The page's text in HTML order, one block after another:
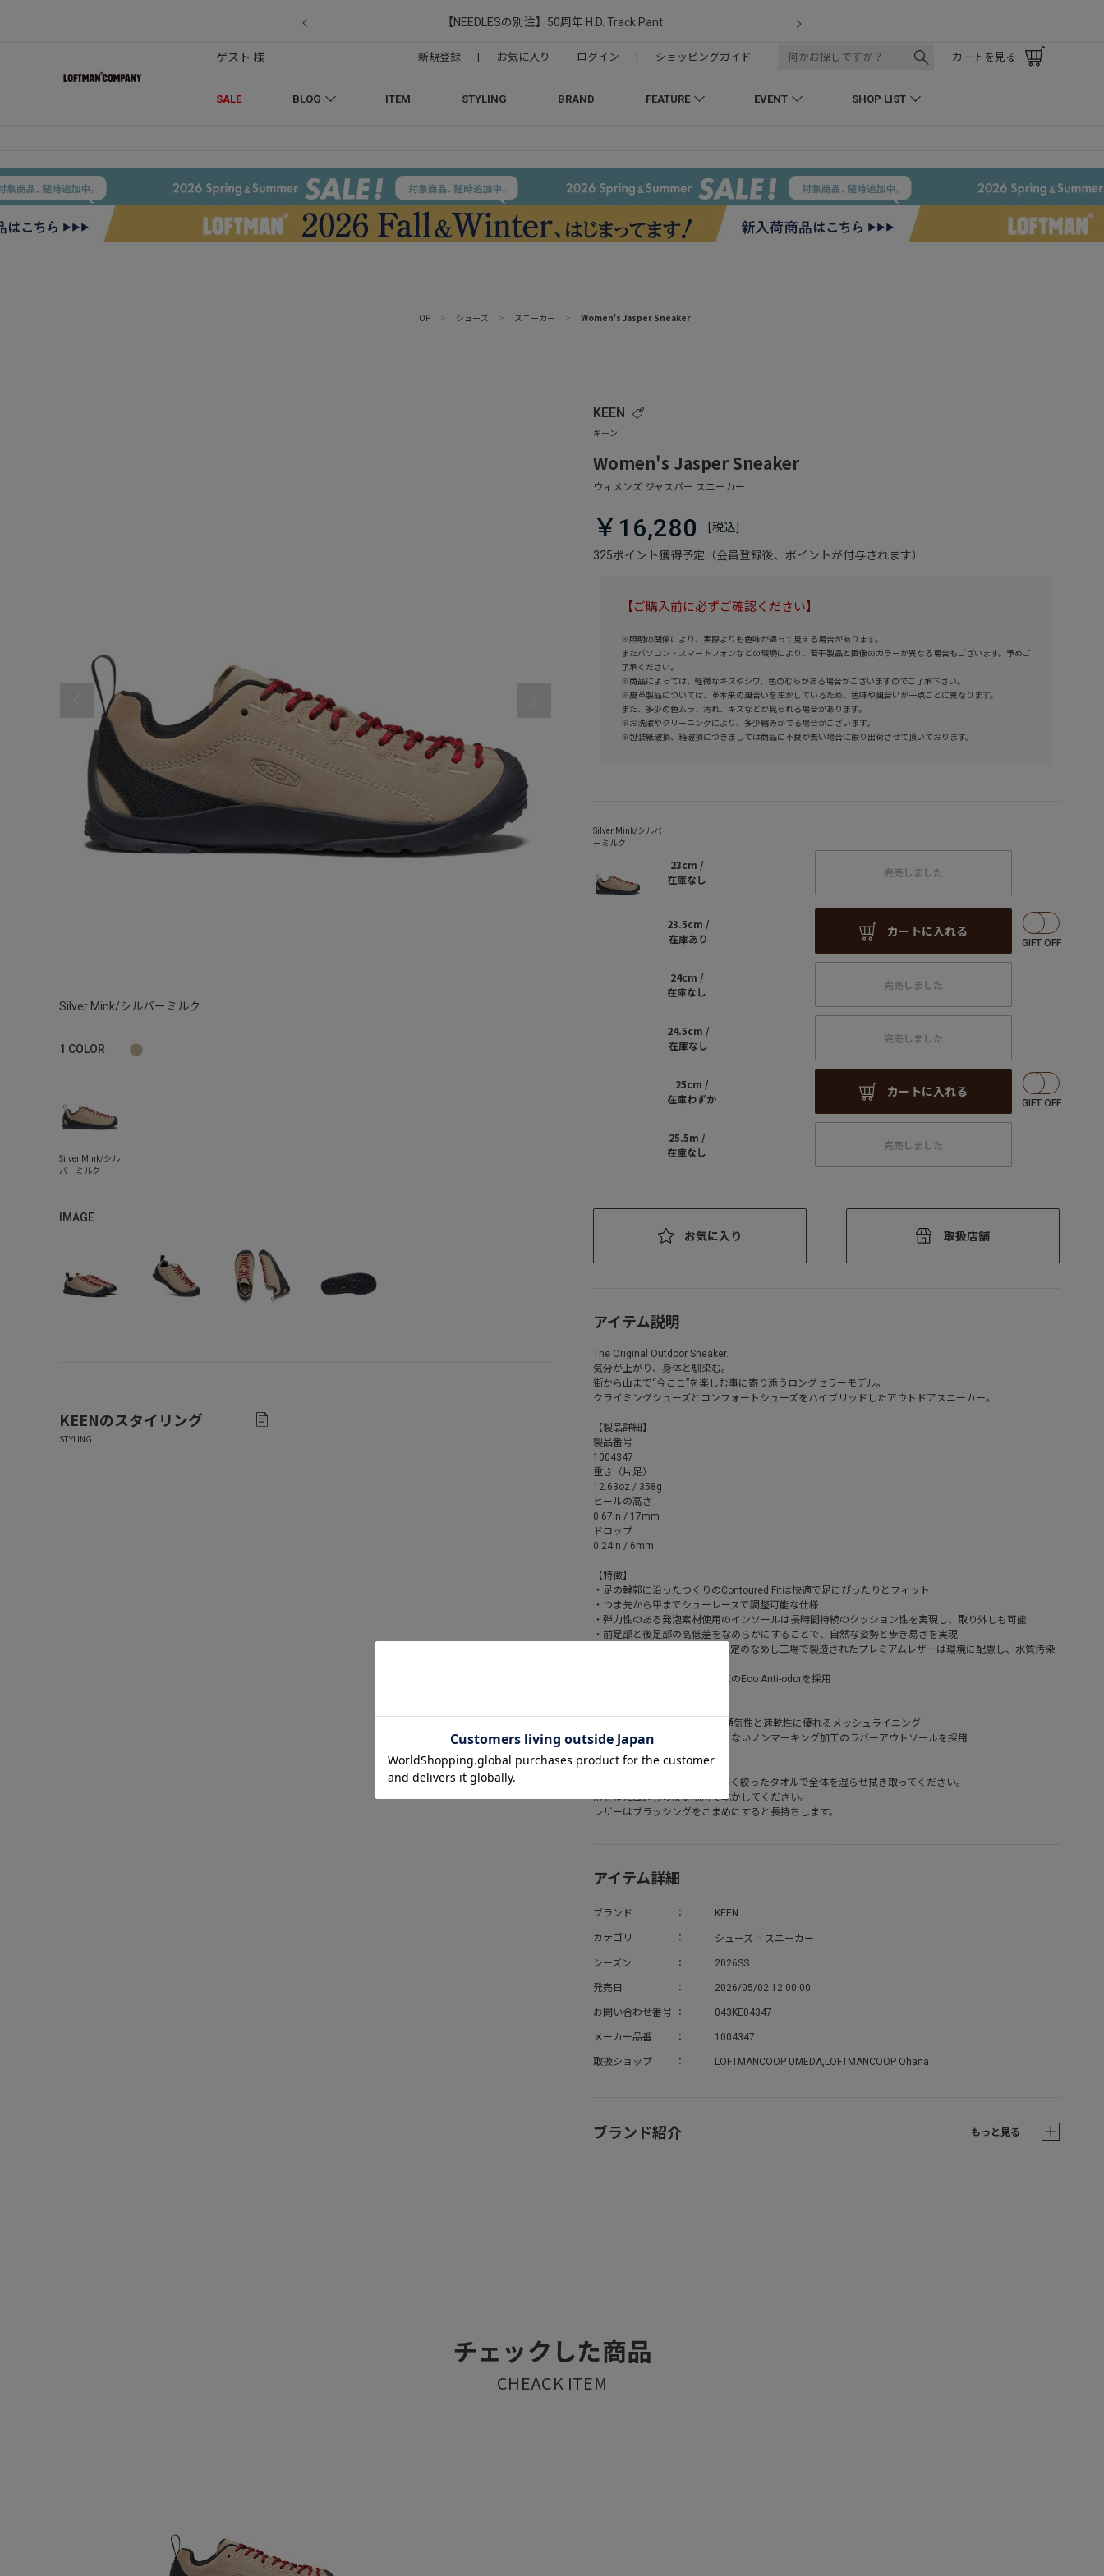
【NEEDLESの別注】50周年 H.D. Track Pant
SALE BLOG ITEM STYLING BRAND FEATURE EVENT SHOP LIST
ゲスト 様 新規登録 | お気に入り ログイン | ショッピングガイド カートを見る
TOP > シューズ > スニーカー > Women's Jasper Sneaker
Silver Mink/シルバーミルク
1 COLOR
IMAGE
KEENのスタイリング
KEEN
Women's Jasper Sneaker
325ポイント獲得予定（会員登録後、ポイントが付与されます）
￥16,280
【ご購入前に必ずご確認ください】
※照明の関係により、実際よりも色味が違って見える場合があります。
またパソコン・スマートフォンなどの環境により、若干製品と画像のカラーが異なる場合もございます。予めご
了承ください。
※商品によっては、軽微なキズやシワ、色のむらがある場合がございますのでご了承下さい。
※皮革製品については、革本来の風合いを生かしているため、色味や風合いが一点ごとに異なります。
また、多少の色ムラ、汚れ、キズなどが見られる場合があります。
※お洗濯やクリーニングにより、多少縮みがでる場合がございます。
※包装紙破損、箱破損につきましては商品に不良が無い場合に限り出荷させて頂いております。
23cm /
在庫なし
完売しました
23.5cm /
在庫あり
カートに入れる
24cm /
在庫なし
完売しました
24.5cm /
在庫なし
完売しました
25cm /
在庫わずか
カートに入れる
25.5m /
在庫なし
完売しました
お気に入り 取扱店舗
アイテム説明
The Original Outdoor Sneaker.
気分が上がり、身体と馴染む。
街から山まで“今ここ”を楽しむ事に寄り添うロングセラーモデル。
クライミングシューズとコンフォートシューズをハイブリッドしたアウトドアスニーカー。
【製品詳細】
製品番号
1004347
重さ（片足）
12.63oz / 358g
ヒールの高さ
0.67in / 17mm
ドロップ
0.24in / 6mm
【特徴】
・足の輪郭に沿ったつくりのContoured Fitは快適で足にぴったりとフィット
・つま先から甲までシューレースで調整可能な仕様
・弾力性のある発泡素材使用のインソールは長時間持続のクッション性を実現し、取り外しも可能
・前足部と後足部の高低差をなめらかにすることで、自然な姿勢と歩き易さを実現
・レザーワーキンググループ認定のなめし工場で製造されたプレミアムレザーは環境に配慮し、水質汚染
・天然原料による抗菌防臭加工のEco Anti-odorを採用
・スエードのアッパー ・高い通気性と速乾性に優れるメッシュライニング
・地面に汚れやラバー跡を残さないノンマーキング加工のラバーアウトソールを採用
【お手入れ方法】
水洗いは避け、水で濡らして固く絞ったタオルで全体を湿らせ拭き取ってください。
形を整え風通しのよい場所で乾かしてください。
レザーはブラッシングをこまめにすると長持ちします。
アイテム詳細
ブランド KEEN
カテゴリ シューズ > スニーカー
シーズン 2026SS
発売日 2026/05/02 12:00:00
お問い合わせ番号 043KE04347
メーカー品番 1004347
取扱ショップ LOFTMANCOOP UMEDA,LOFTMANCOOP Ohana
ブランド紹介 もっと見る
チェックした商品